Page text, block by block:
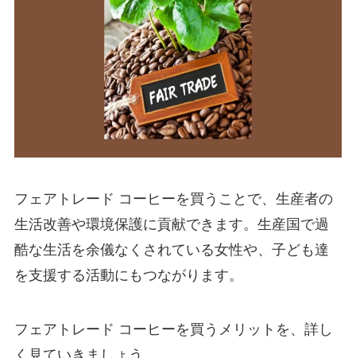
フェアトレード コーヒーを買うことで、生産者の
生活改善や環境保護に貢献できます。生産国で過
酷な生活を余儀なくされている女性や、子ども達
を支援する活動にもつながります。
フェアトレード コーヒーを買うメリットを、詳し
く見ていきましょう。